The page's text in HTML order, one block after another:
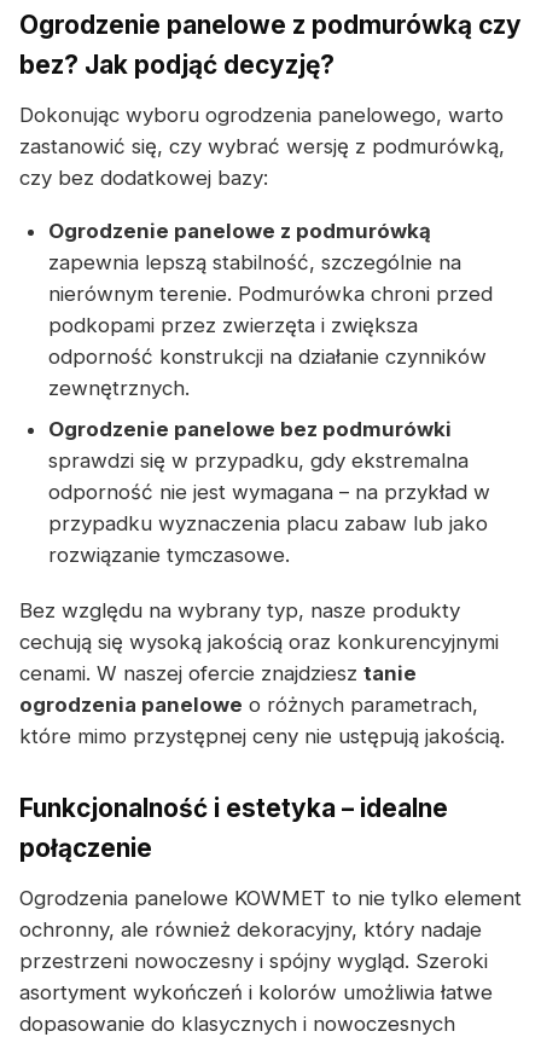
Ogrodzenie panelowe z podmurówką czy
bez? Jak podjąć decyzję?
Dokonując wyboru ogrodzenia panelowego, warto
zastanowić się, czy wybrać wersję z podmurówką,
czy bez dodatkowej bazy:
Ogrodzenie panelowe z podmurówką
zapewnia lepszą stabilność, szczególnie na
nierównym terenie. Podmurówka chroni przed
podkopami przez zwierzęta i zwiększa
odporność konstrukcji na działanie czynników
zewnętrznych.
Ogrodzenie panelowe bez podmurówki
sprawdzi się w przypadku, gdy ekstremalna
odporność nie jest wymagana – na przykład w
przypadku wyznaczenia placu zabaw lub jako
rozwiązanie tymczasowe.
Bez względu na wybrany typ, nasze produkty
cechują się wysoką jakością oraz konkurencyjnymi
cenami. W naszej ofercie znajdziesz tanie
ogrodzenia panelowe o różnych parametrach,
które mimo przystępnej ceny nie ustępują jakością.
Funkcjonalność i estetyka – idealne
połączenie
Ogrodzenia panelowe KOWMET to nie tylko element
ochronny, ale również dekoracyjny, który nadaje
przestrzeni nowoczesny i spójny wygląd. Szeroki
asortyment wykończeń i kolorów umożliwia łatwe
dopasowanie do klasycznych i nowoczesnych